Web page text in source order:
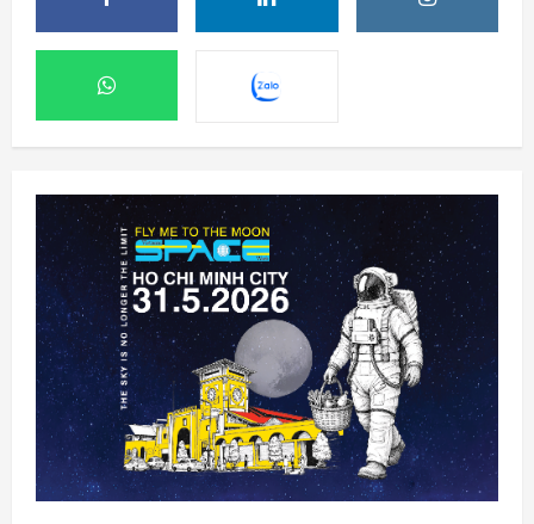
2
Phi hành gia NASA đi bộ ngoài không gian
để nâng cấp hệ thống điện ISS
8 Tháng 8 2026, 08:47
Đến lượt mô hình AI của Moonshot thoát
khỏi môi trường thử nghiệm
8 Tháng 8 2026, 07:58